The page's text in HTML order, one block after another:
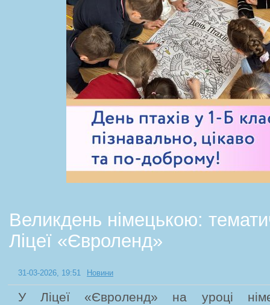
Великдень німецькою:
Ліцеї «Євроленд»
31-03-2026, 19:51 Новини
У Ліцеї «Євроленд» на уроці